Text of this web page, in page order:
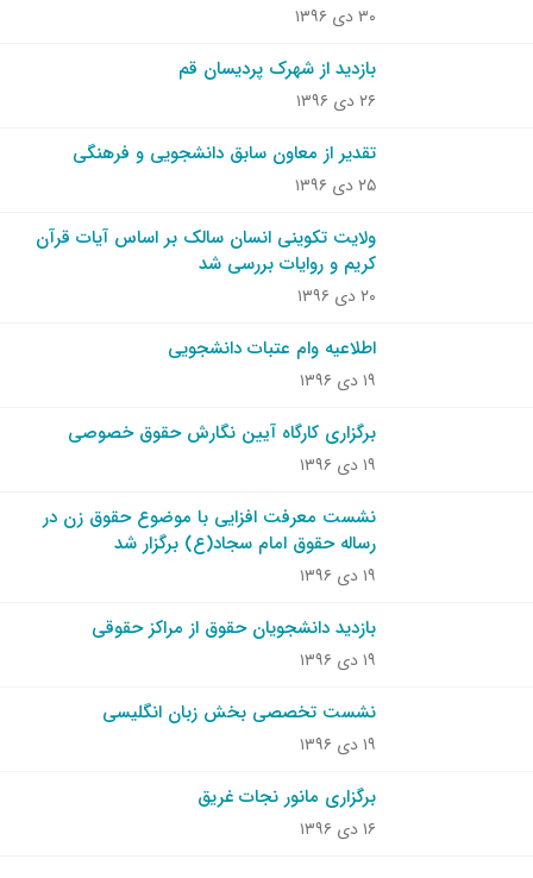
۳۰ دی ۱۳۹۶
بازدید از شهرک پردیسان قم
۲۶ دی ۱۳۹۶
تقدیر از معاون سابق دانشجویی و فرهنگی
۲۵ دی ۱۳۹۶
ولایت تکوینی انسان سالک بر اساس آیات قرآن
کریم و روایات بررسی شد
۲۰ دی ۱۳۹۶
اطلاعیه وام عتبات دانشجویی
۱۹ دی ۱۳۹۶
برگزاری کارگاه آیین نگارش حقوق خصوصی
۱۹ دی ۱۳۹۶
نشست معرفت افزایی با موضوع حقوق زن در
رساله حقوق امام سجاد(ع) برگزار شد
۱۹ دی ۱۳۹۶
بازدید دانشجویان حقوق از مراکز حقوقی
۱۹ دی ۱۳۹۶
نشست تخصصی بخش زبان انگلیسی
۱۹ دی ۱۳۹۶
برگزاری مانور نجات غریق
۱۶ دی ۱۳۹۶